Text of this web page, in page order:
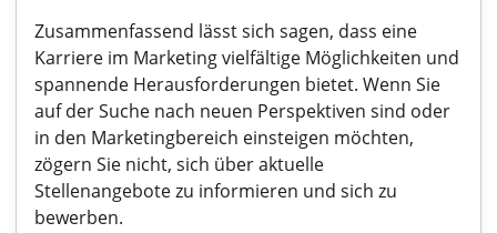
Zusammenfassend lässt sich sagen, dass eine
Karriere im Marketing vielfältige Möglichkeiten und
spannende Herausforderungen bietet. Wenn Sie
auf der Suche nach neuen Perspektiven sind oder
in den Marketingbereich einsteigen möchten,
zögern Sie nicht, sich über aktuelle
Stellenangebote zu informieren und sich zu
bewerben.